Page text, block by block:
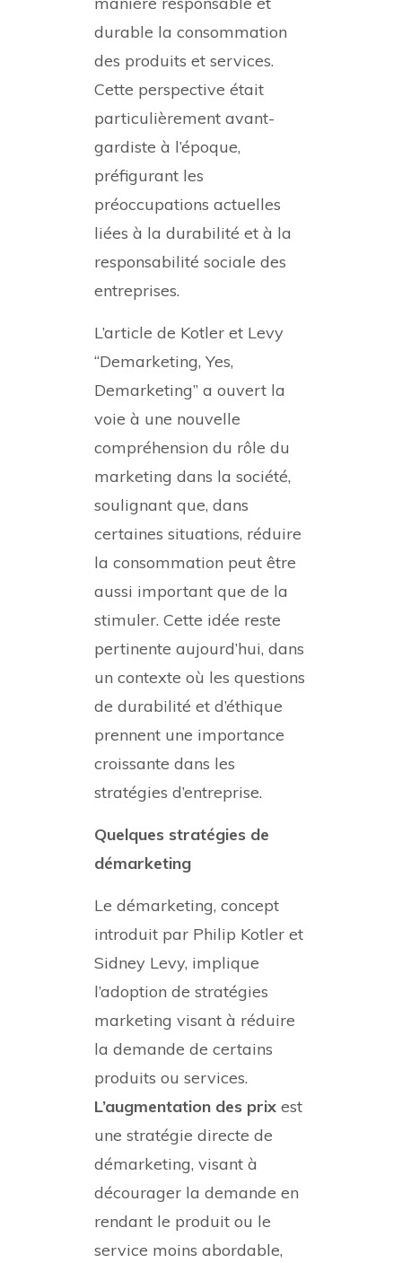
durable la consommation
des produits et services.
Cette perspective était
particulièrement avant-
gardiste à l’époque,
préfigurant les
préoccupations actuelles
liées à la durabilité et à la
responsabilité sociale des
entreprises.
L’article de Kotler et Levy
“Demarketing, Yes,
Demarketing” a ouvert la
voie à une nouvelle
compréhension du rôle du
marketing dans la société,
soulignant que, dans
certaines situations, réduire
la consommation peut être
aussi important que de la
stimuler. Cette idée reste
pertinente aujourd’hui, dans
un contexte où les questions
de durabilité et d’éthique
prennent une importance
croissante dans les
stratégies d’entreprise.
Quelques stratégies de
démarketing
Le démarketing, concept
introduit par Philip Kotler et
Sidney Levy, implique
l’adoption de stratégies
marketing visant à réduire
la demande de certains
produits ou services.
L’augmentation des prix est
une stratégie directe de
démarketing, visant à
décourager la demande en
rendant le produit ou le
service moins abordable,